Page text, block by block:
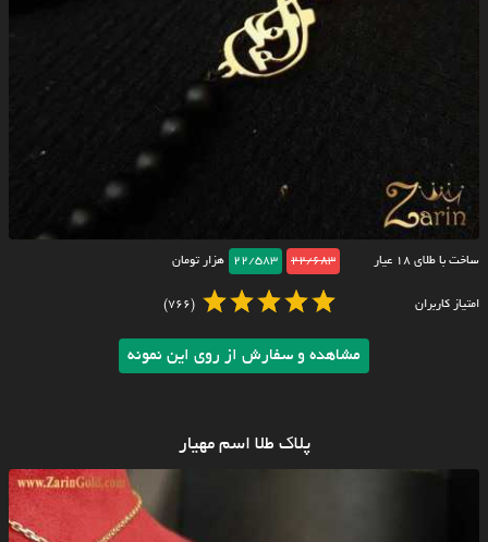
ساخت با طلای ۱۸ عیار 22/683
22/583 هزار تومان
امتیاز کاربران (766)
مشاهده و سفارش از روی این نمونه
پلاک طلا اسم مهیار